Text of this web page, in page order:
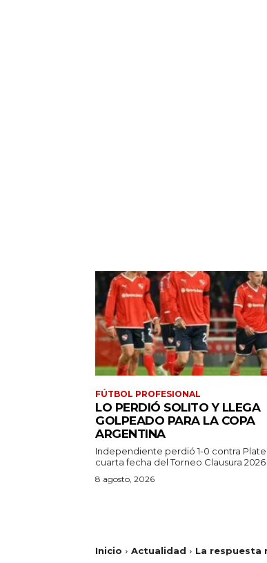
FÚTBOL PROFESIONAL
LO PERDIÓ SOLITO Y LLEGA
GOLPEADO PARA LA COPA
ARGENTINA
Independiente perdió 1-0 contra
cuarta fecha del Torneo Clausura 2026
8 agosto, 2026